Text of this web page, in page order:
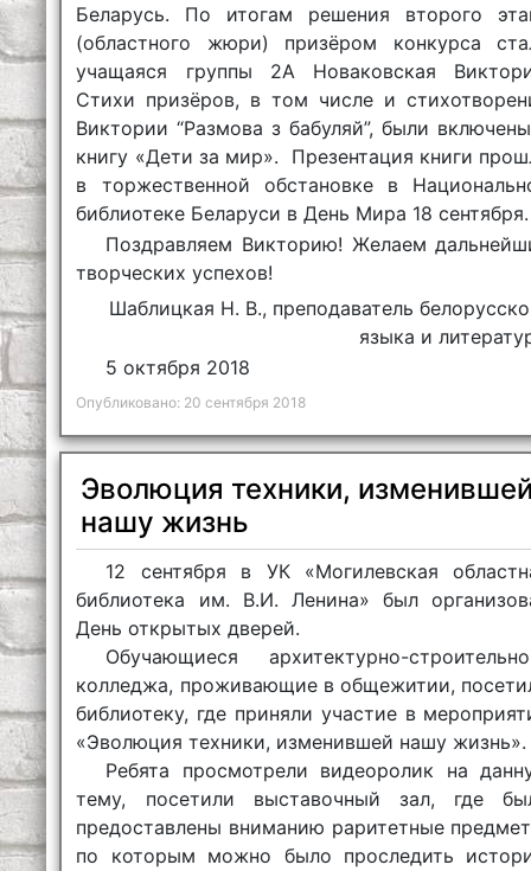
Беларусь. По итогам решения второго
(областного жюри) призёром конкурса
учащаяся группы 2А Новаковская
Стихи призёров, в том числе и
Виктории “Размова з бабуляй”, были
книгу «Дети за мир». Презентация книги
в торжественной обстановке в
библиотеке Беларуси в День Мира 18 сентября.
Поздравляем Викторию! Желаем
творческих успехов!
Шаблицкая Н. В., преподаватель
языка и
5 октября 2018
Опубликовано: 20 сентября 2018
Эволюция техники,
нашу жизнь
12 сентября в УК «Могилевская
библиотека им. В.И. Ленина» был
День открытых дверей.
Обучающиеся архитектурно-
колледжа, проживающие в общежитии,
библиотеку, где приняли участие в
«Эволюция техники, изменившей нашу жизнь».
Ребята просмотрели видеоролик на
тему, посетили выставочный зал, где
предоставлены вниманию раритетные
по которым можно было проследить